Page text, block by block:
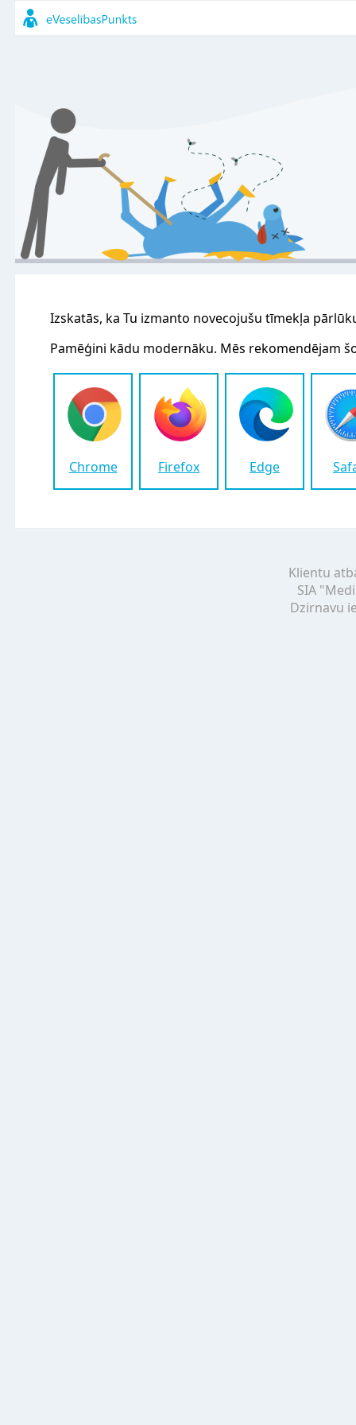
Izskatās, ka Tu izmanto novecojušu tīmekļa
Pamēģini kādu modernāku. Mēs rekomendējam
Chrome Firefox Edge
Klientu
SIA
Dzirnavu